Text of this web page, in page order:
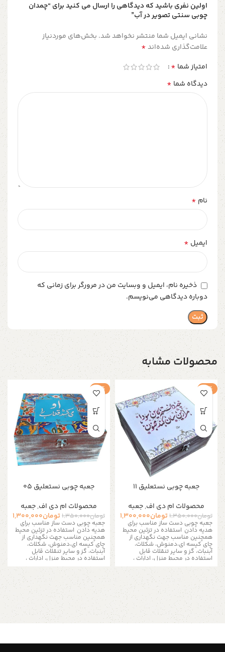
اولین نفری باشید که دیدگاهی را ارسال می کنید برای “چمدان
چوبی سنتی تصویر در آب”
نشانی ایمیل شما منتشر نخواهد شد. بخش‌های موردنیاز
علامت‌گذاری شده‌اند*
امتیاز شما *
دیدگاه شما *
نام *
ایمیل *
ذخیره نام، ایمیل و وبسایت من در مرورگر برای زمانی که
دوباره دیدگاهی می‌نویسم.
محصولات مشابه
-4%
جعبه چوبی نستعلیق 11
محصولات ام دی اف,جعبه
تومان1,350,000تومان1,300,000
جعبه چوبی دست ساز مناسب برای
هدیه دادن استفاده در تزئین محیط
همچنین مناسب جهت نگهداری از
چای کیسه ای،دمنوش، شکلات،
آبنبات، گز و سایر تنقلات قابل
استفاده در محیط منزل، ادارات ،
کافی شاپ ها و مناسب برای نظم
دادن به زیور آلات و لوازم ریز است
به دلیل سایز بزرگ تمامی
سینی ها و جعبه ها فقط به
صورت پس کرایه و از طریق
تیپاکس ارسال می شود
دارد علاوه بر اینکه از شلوغ شدن میز
-4%
جعبه چوبی نستعلیق 05
محصولات ام دی اف,جعبه
تومان1,350,000تومان1,300,000
جعبه چوبی دست ساز مناسب برای
هدیه دادن استفاده در تزئین محیط
همچنین مناسب جهت نگهداری از
چای کیسه ای،دمنوش، شکلات،
آبنبات، گز و سایر تنقلات قابل
استفاده در محیط منزل، ادارات ،
کافی شاپ ها و مناسب برای نظم
دادن به زیور آلات و لوازم ریز است
به دلیل سایز بزرگ تمامی
سینی ها و جعبه ها فقط به
صورت پس کرایه و از طریق
تیپاکس ارسال می شود
دارد علاوه بر اینکه از شلوغ شدن میز